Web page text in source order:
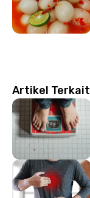
Artikel Terkait